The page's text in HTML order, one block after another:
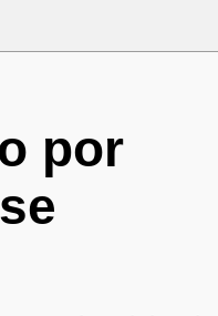
por